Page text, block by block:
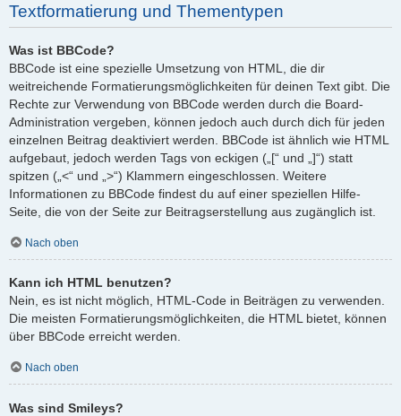
Textformatierung und Thementypen
Was ist BBCode?
BBCode ist eine spezielle Umsetzung von HTML, die dir
weitreichende Formatierungsmöglichkeiten für deinen Text gibt. Die
Rechte zur Verwendung von BBCode werden durch die Board-
Administration vergeben, können jedoch auch durch dich für jeden
einzelnen Beitrag deaktiviert werden. BBCode ist ähnlich wie HTML
aufgebaut, jedoch werden Tags von eckigen („[“ und „]“) statt
spitzen („<“ und „>“) Klammern eingeschlossen. Weitere
Informationen zu BBCode findest du auf einer speziellen Hilfe-
Seite, die von der Seite zur Beitragserstellung aus zugänglich ist.
Nach oben
Kann ich HTML benutzen?
Nein, es ist nicht möglich, HTML-Code in Beiträgen zu verwenden.
Die meisten Formatierungsmöglichkeiten, die HTML bietet, können
über BBCode erreicht werden.
Nach oben
Was sind Smileys?